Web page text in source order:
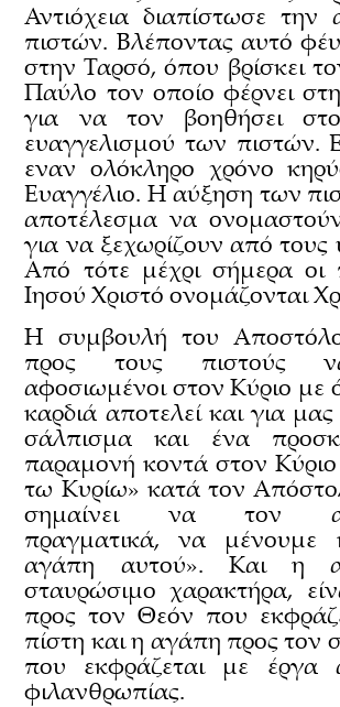
Αντιόχεια διαπίστωσε
πιστών. Βλέποντας αυτό
στην Ταρσό, όπου βρίσκει
Παύλο τον οποίο φέρνει
για να τον βοηθήσει
ευαγγελισμού των πιστών.
εναν ολόκληρο χρόνο
Ευαγγέλιο. Η αύξηση των
αποτέλεσμα να ονομαστούν
για να ξεχωρίζουν από τους
Από τότε μέχρι σήμερα οι
Ιησού Χριστό ονομάζονται
Η συμβουλή του
προς τους πιστούς
αφοσιωμένοι στον Κύριο με
καρδιά αποτελεί και για
σάλπισμα και ένα
παραμονή κοντά στον Κύριο
τω Κυρίω» κατά τον
σημαίνει να τον
πραγματικά, να μένουμε
αγάπη αυτού». Και η
σταυρώσιμο χαρακτήρα,
προς τον Θεόν που
πίστη και η αγάπη προς τον
που εκφράζεται με έργα
φιλανθρωπίας.